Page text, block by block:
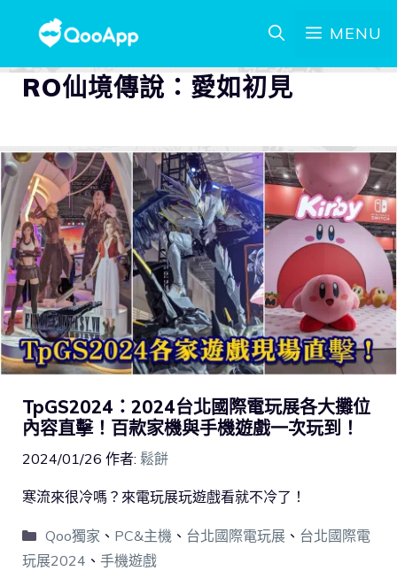
MENU
RO仙境傳說：愛如初見
TpGS2024：2024台北國際電玩展各大攤位
內容直擊！百款家機與手機遊戲一次玩到！
2024/01/26 作者: 鬆餅
寒流來很冷嗎？來電玩展玩遊戲看就不冷了！
Qoo獨家 、 PC&主機、 台北國際電玩展、 台北國際電
玩展2024 、 手機遊戲